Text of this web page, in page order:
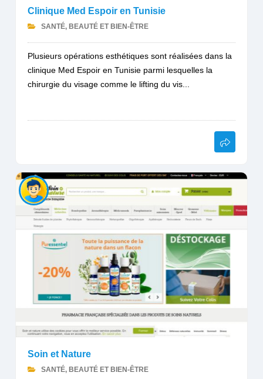
Clinique Med Espoir en Tunisie
SANTÉ, BEAUTÉ ET BIEN-ÊTRE
Plusieurs opérations esthétiques sont réalisées dans la
clinique Med Espoir en Tunisie parmi lesquelles la
chirurgie du visage comme le lifting du vis...
Soin et Nature
SANTÉ, BEAUTÉ ET BIEN-ÊTRE